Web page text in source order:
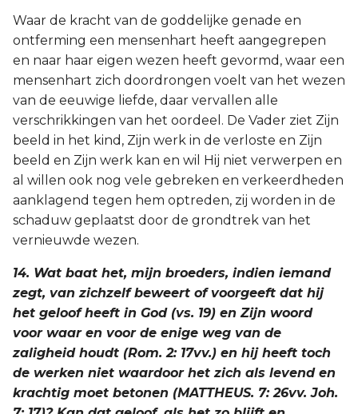
Waar de kracht van de goddelijke genade en
ontferming een mensenhart heeft aangegrepen
en naar haar eigen wezen heeft gevormd, waar een
mensenhart zich doordrongen voelt van het wezen
van de eeuwige liefde, daar vervallen alle
verschrikkingen van het oordeel. De Vader ziet Zijn
beeld in het kind, Zijn werk in de verloste en Zijn
beeld en Zijn werk kan en wil Hij niet verwerpen en
al willen ook nog vele gebreken en verkeerdheden
aanklagend tegen hem optreden, zij worden in de
schaduw geplaatst door de grondtrek van het
vernieuwde wezen.
14. Wat baat het, mijn broeders, indien iemand
zegt, van zichzelf beweert of voorgeeft dat hij
het geloof heeft in God (vs. 19) en Zijn woord
voor waar en voor de enige weg van de
zaligheid houdt (Rom. 2: 17vv.) en hij heeft toch
de werken niet waardoor het zich als levend en
krachtig moet betonen (MATTHEUS. 7: 26vv. Joh.